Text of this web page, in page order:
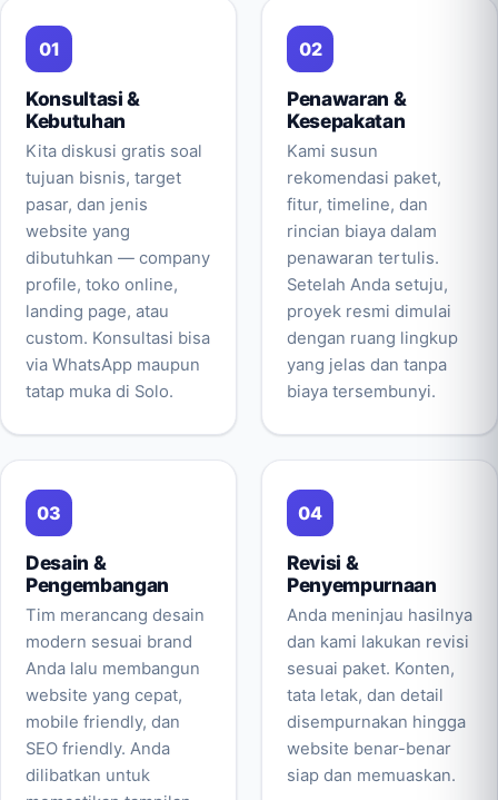
Konsultasi &
Kebutuhan
Kita diskusi gratis soal
tujuan bisnis, target
pasar, dan jenis
website yang
dibutuhkan — company
profile, toko online,
landing page, atau
custom. Konsultasi bisa
via WhatsApp maupun
tatap muka di Solo.
Penawaran &
Kesepakatan
Kami susun
rekomendasi paket,
fitur, timeline, dan
rincian biaya dalam
penawaran tertulis.
Setelah Anda setuju,
proyek resmi dimulai
dengan ruang lingkup
yang jelas dan tanpa
biaya tersembunyi.
Desain &
Pengembangan
Tim merancang desain
modern sesuai brand
Anda lalu membangun
website yang cepat,
mobile friendly, dan
SEO friendly. Anda
dilibatkan untuk
Revisi &
Penyempurnaan
Anda meninjau hasilnya
dan kami lakukan revisi
sesuai paket. Konten,
tata letak, dan detail
disempurnakan hingga
website benar-benar
siap dan memuaskan.